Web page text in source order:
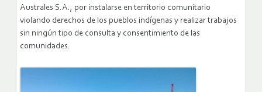
Australes S.A., por instalarse en territorio comunitario
violando derechos de los pueblos indígenas y realizar trabajos
sin ningún tipo de consulta y consentimiento de las
comunidades.